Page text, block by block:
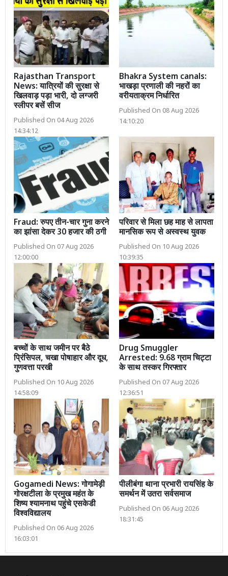
Rajasthan Transport
News: यात्रियों की सुरक्षा से
खिलवाड़ पड़ा भारी, दो लग्जरी
स्लीपर बसें सीज
Published On 04 Aug 2026
14:34:12
Bhakra System canals:
भाखड़ा प्रणाली की नहरों का
वरीयताक्रम निर्धारित
Published On 08 Aug 2026
14:10:20
Fraud: रुपए तीन-चार गुना करने
का झांसा देकर 30 हजार की ठगी
Published On 07 Aug 2026
12:00:00
परिवार से मिला छह माह से लापता
मानसिक रूप से अस्वस्थ युवक
Published On 10 Aug 2026
10:39:35
बच्चों के साथ जमीन पर बैठे
प्रिंसिपल, चखा पोषाहार और दूध,
गुणवत्ता परखी
Published On 10 Aug 2026
14:58:09
Drug Smuggler
Arrested: 9.68 ग्राम चिट्टा
के साथ तस्कर गिरफ्तार
Published On 07 Aug 2026
12:36:51
Gogamedi News: गोगामेड़ी
गोरक्षटीला के प्रमुख महंत के
शिष्य श्यामनाथ पहुंचे एसकेडी
विश्वविद्यालय
Published On 06 Aug 2026
16:03:01
पीलीबंगा थाना प्रभारी रायसिंह के
समर्थन में उतरा सर्वसमाज
Published On 06 Aug 2026
18:31:45